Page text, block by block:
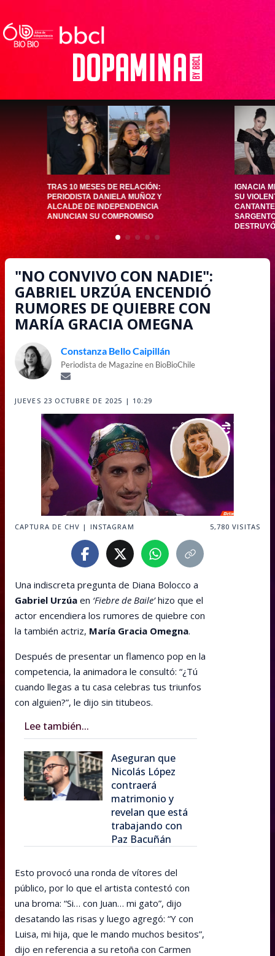
TRAS 10 MESES DE RELACIÓN:
PERIODISTA DANIELA MUÑOZ Y
ALCALDE DE INDEPENDENCIA
ANUNCIAN SU COMPROMISO
IGNACIA
SU
"NO CONVIVO CON NADIE":
GABRIEL URZÚA ENCENDIÓ
RUMORES DE QUIEBRE CON
MARÍA GRACIA OMEGNA
Constanza Bello Caipillán
Periodista de Magazine en BioBioChile
JUEVES 23 OCTUBRE DE 2025 | 10:29
CAPTURA DE CHV | INSTAGRAM 5,780 VISITAS
Una indiscreta pregunta de Diana Bolocco a
Gabriel Urzúa en ‘Fiebre de Baile’hizo que el
actor encendiera los rumores de quiebre con
la también actriz, María Gracia Omegna.
Después de presentar un flamenco pop en la
competencia, la animadora le consultó: “¿Tú
cuando llegas a tu casa celebras tus triunfos
con alguien?”, le dijo sin titubeos.
Lee también...
Aseguran que
Nicolás López
contraerá
matrimonio y
revelan que está
trabajando con
Paz Bacuñán
Esto provocó una ronda de vítores del
público, por lo que el artista contestó con
una broma: “Si… con Juan… mi gato”, dijo
desatando las risas y luego agregó: “Y con
Luisa, mi hija, que le mando muchos besitos”,
dijo en referencia a su retoña con Carmen